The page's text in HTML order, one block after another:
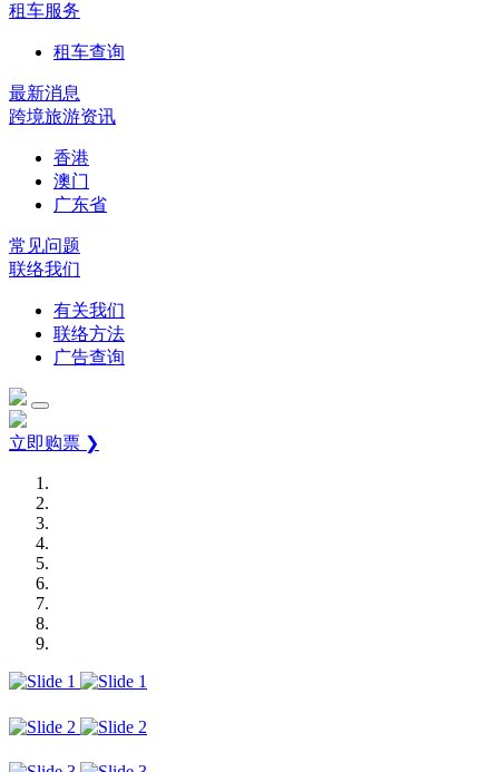
租车服务
租车查询
最新消息
跨境旅游资讯
香港
澳门
广东省
常见问题
联络我们
有关我们
联络方法
广告查询
立即购票 ❯